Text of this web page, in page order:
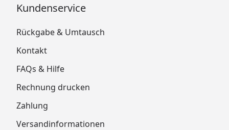
Kundenservice
Rückgabe & Umtausch
Kontakt
FAQs & Hilfe
Rechnung drucken
Zahlung
Versandinformationen